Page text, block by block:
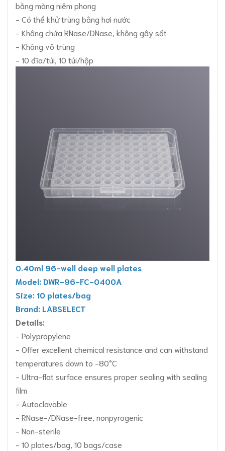
bằng màng niêm phong
- Có thể khử trùng bằng hơi nước
- Không chứa RNase/DNase, không gây sốt
- Không vô trùng
- 10 đĩa/túi, 10 túi/hộp
0.40ml 96-well deep well plates
Model: DWR-96-FC-0400A
Size: 10 plates/bag
Brand: LABSELECT
Details:
- Polypropylene
- Offer excellent chemical resistance and can withstand
temperatures down to -80°C
- Ultra-flat surface ensures proper sealing with sealing
film
- Autoclavable
- RNase-/DNase-free, nonpyrogenic
- Non-sterile
- 10 plates/bag, 10 bags/case